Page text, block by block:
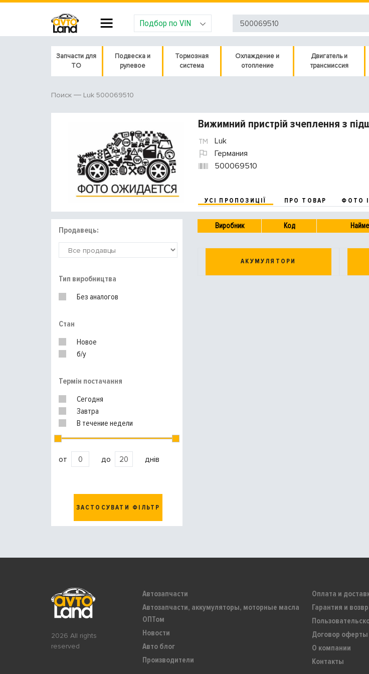
Подбор по VIN
Запчасти для
ТО
Подвеска и
рулевое
Тормозная
система
Охлаждение и
отопление
Двигатель и
трансмиссия
Поиск Luk 500069510
Вижимний пристрій зчеплення з
Luk
Германия
500069510
УСІ ПРОПОЗИЦІЇ ПРО ТОВАР ФОТО
Продавець:
Тип виробництва
Без аналогов
Стан
Новое
б/у
Термін постачання
Сегодня
Завтра
В течение недели
от до днів
ЗАСТОСУВАТИ ФІЛЬТР
Виробник Код
АКУМУЛЯТОРИ
2026 All rights
reserved
Автозапчасти
Автозапчасти, аккумуляторы, моторные масла
ОПТом
Новости
Авто блог
Производители
Оплата и
Гарантия и
Договор оферты
О компании
Контакты